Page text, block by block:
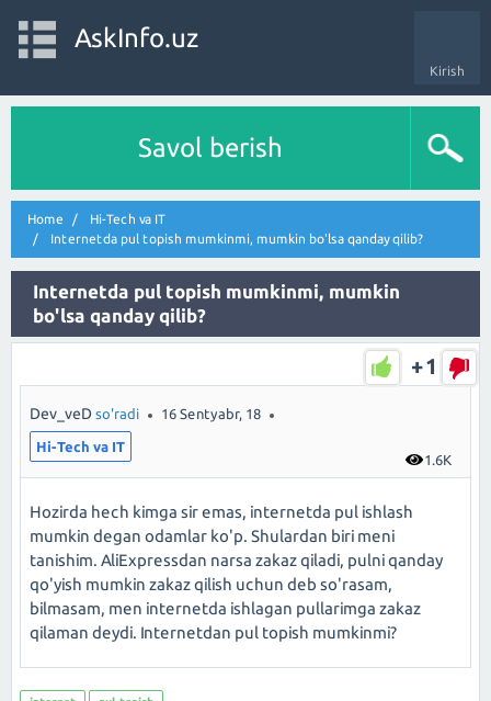
Kirish
AskInfo.uz
Savol berish
Home
Hi-Tech va IT
Internetda pul topish mumkinmi, mumkin bo'lsa qanday qilib?
Internetda pul topish mumkinmi, mumkin
bo'lsa qanday qilib?
+1
1.6K
Dev_veD so'radi 16 Sentyabr, 18
Hi-Tech va IT
Hozirda hech kimga sir emas, internetda pul ishlash
mumkin degan odamlar ko'p. Shulardan biri meni
tanishim. AliExpressdan narsa zakaz qiladi, pulni qanday
qo'yish mumkin zakaz qilish uchun deb so'rasam,
bilmasam, men internetda ishlagan pullarimga zakaz
qilaman deydi. Internetdan pul topish mumkinmi?